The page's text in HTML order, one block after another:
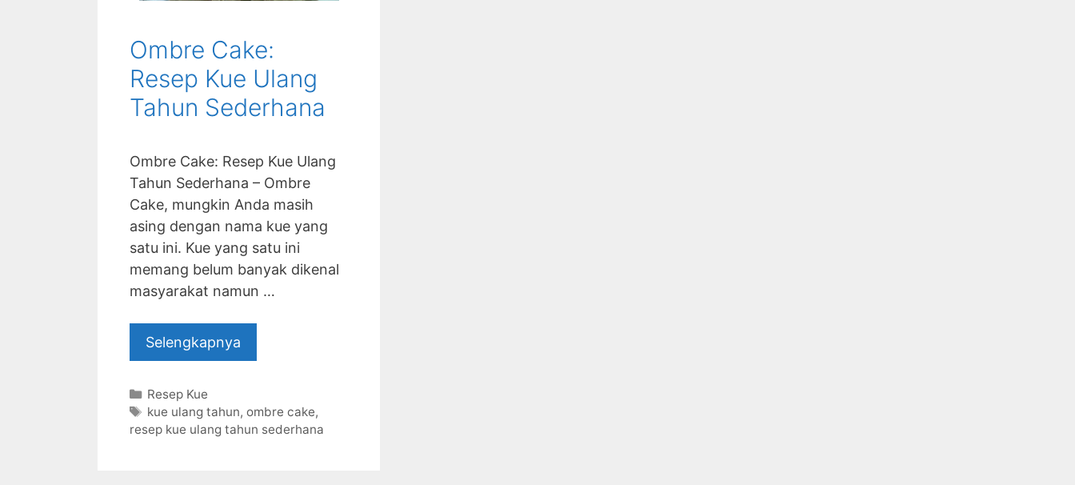
Ombre Cake:
Resep Kue Ulang
Tahun Sederhana
Ombre Cake: Resep Kue Ulang
Tahun Sederhana – Ombre
Cake, mungkin Anda masih
asing dengan nama kue yang
satu ini. Kue yang satu ini
memang belum banyak dikenal
masyarakat namun …
Selengkapnya
Categories
Resep Kue
Tags
kue ulang tahun,ombre cake,
resep kue ulang tahun sederhana